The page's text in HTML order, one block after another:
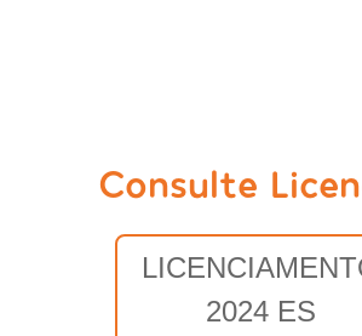
Consulte
2024 ES